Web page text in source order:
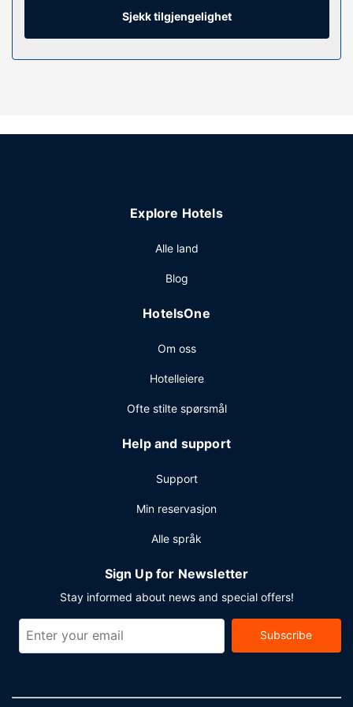
Rommet har safe og skrivebord, samt telefon med
lokalsamtaler (inkludert).
Fasiliteter på eiendommen
Gjester har tilgang til blant annet kablet internettilgang
renseri-/vaskeritjenester. Gjestene tilbys ubetjent
Sjekk tilgjengelighet
Explore Hotels
Alle land
Blog
HotelsOne
Om oss
Hotelleiere
Ofte stilte spørsmål
Help and support
Support
Min reservasjon
Alle språk
Sign Up for Newsletter
Stay informed about news and special offers!
Subscribe